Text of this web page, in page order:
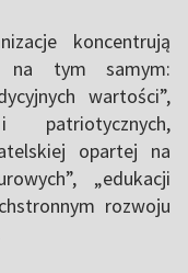
koncentrują
na tym samym:
wartości”,
patriotycznych,
opartej na
„edukacji
rozwoju